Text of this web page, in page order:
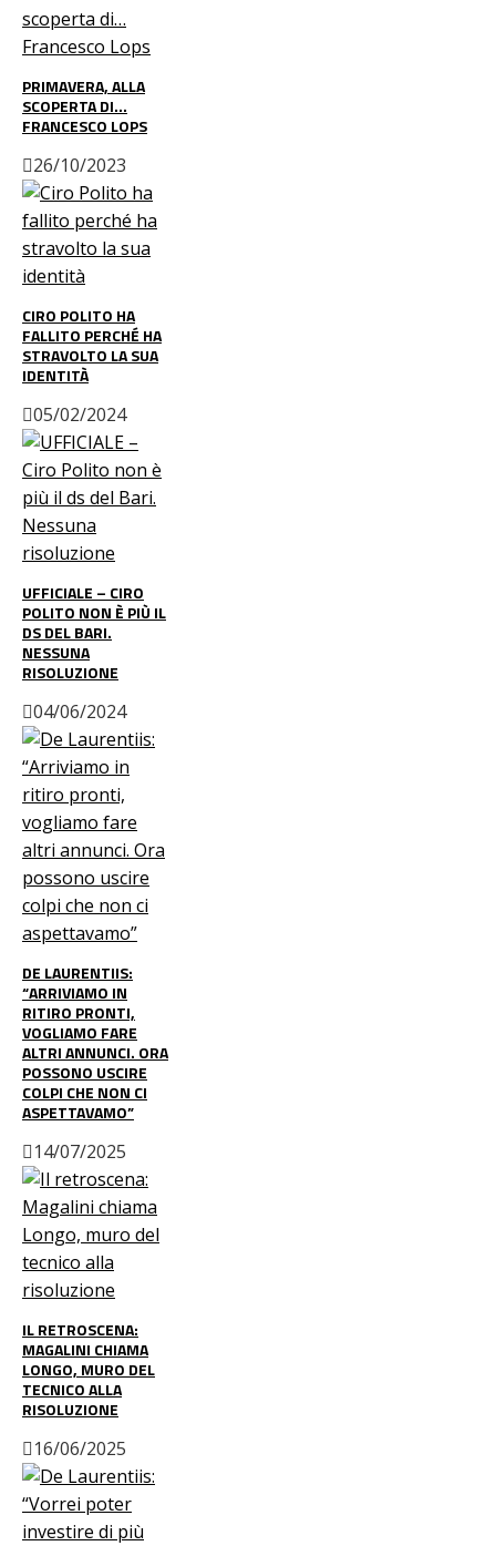
PRIMAVERA, ALLA
SCOPERTA DI…
FRANCESCO LOPS
26/10/2023
CIRO POLITO HA
FALLITO PERCHÉ HA
STRAVOLTO LA SUA
IDENTITÀ
05/02/2024
UFFICIALE – CIRO
POLITO NON È PIÙ IL
DS DEL BARI.
NESSUNA
RISOLUZIONE
04/06/2024
DE LAURENTIIS:
“ARRIVIAMO IN
RITIRO PRONTI,
VOGLIAMO FARE
ALTRI ANNUNCI. ORA
POSSONO USCIRE
COLPI CHE NON CI
ASPETTAVAMO”
14/07/2025
IL RETROSCENA:
MAGALINI CHIAMA
LONGO, MURO DEL
TECNICO ALLA
RISOLUZIONE
16/06/2025